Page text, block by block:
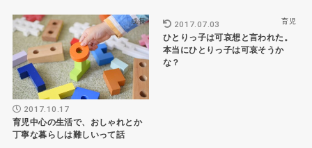
成長
2017.10.17
育児中心の生活で、おしゃれとか
丁寧な暮らしは難しいって話
育児
2017.07.03
ひとりっ子は可哀想と言われた。
本当にひとりっ子は可哀そうか
な？